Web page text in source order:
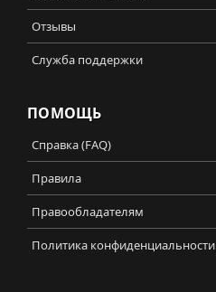
Отзывы
Служба поддержки
ПОМОЩЬ
Справка (FAQ)
Правила
Правообладателям
Политика конфиденциальности